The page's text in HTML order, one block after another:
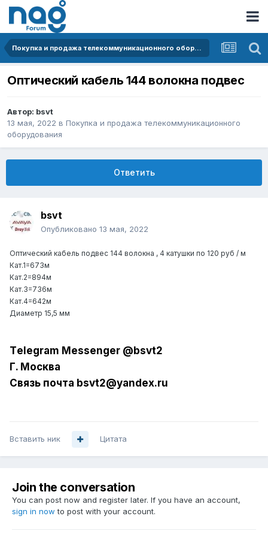
Покупка и продажа телекоммуникационного оборудования
Оптический кабель 144 волокна подвес
Автор: bsvt
13 мая, 2022 в Покупка и продажа телекоммуникационного
оборудования
Ответить
bsvt
Опубликовано 13 мая, 2022
Оптический кабель подвес 144 волокна , 4 катушки по 120 руб / м
Кат.1=673м
Кат.2=894м
Кат.3=736м
Кат.4=642м
Диаметр 15,5 мм
Tеlеgrаm Messеngеr @bsvt2
Г. Москва
Связь почта bsvt2@yandex.ru
Вставить ник Цитата
Join the conversation
You can post now and register later. If you have an account,
sign in now to post with your account.